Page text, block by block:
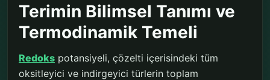
Terimin Bilimsel Tanımı ve
Termodinamik Temeli
Redoks potansiyeli, çözelti içerisindeki tüm
oksitleyici ve indirgeyici türlerin toplam